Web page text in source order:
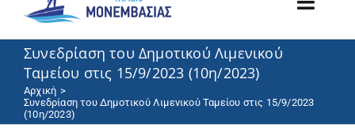
Λιμενικό Ταμείο
Λιμάνια/Ελλιμενισμός
Συνεδρίαση του Δημοτικού Λιμενικού
Ταμείου στις 15/9/2023 (10η/2023)
Αρχική
Συνεδρίαση του Δημοτικού Λιμενικού Ταμείου στις 15/9/2023
(10η/2023)